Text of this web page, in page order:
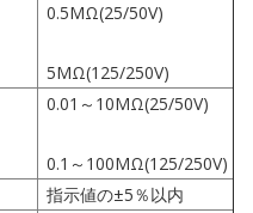
0.5MΩ(25/50V)
5MΩ(125/250V)
0.01～10MΩ(25/50V)
0.1～100MΩ(125/250V)
指示値の±5％以内